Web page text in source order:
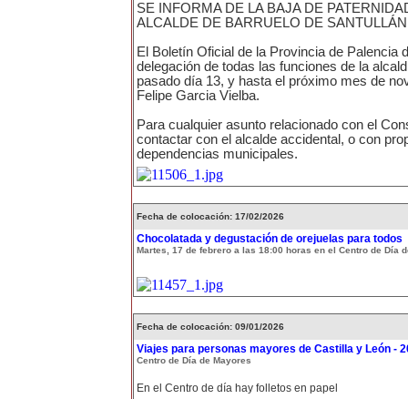
SE INFORMA DE LA BAJA DE
ALCALDE DE BARRUELO DE
El Boletín Oficial de la Provincia de Palencia
delegación de todas las funciones de la
pasado día 13, y hasta el próximo mes de
Felipe Garcia Vielba.
Para cualquier asunto relacionado con el
contactar con el alcalde accidental, o con
dependencias municipales.
Fecha de colocación: 17/02/2026
Chocolatada y degustación de orejuelas para todos
Martes, 17 de febrero a las 18:00 horas en el Centro de Día
Fecha de colocación: 09/01/2026
Viajes para personas mayores de Castilla y León -
Centro de Día de Mayores
En el Centro de día hay folletos en papel